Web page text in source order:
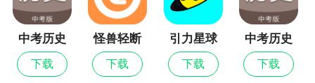
中考历史
通最新版
下载
怪兽轻断
食
下载
引力星球
最新版
下载
中考历史
通
下载